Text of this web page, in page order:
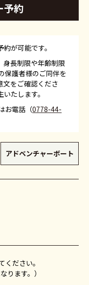
予約
が可能です。
身長制限や年齢制限
保護者様のご同伴を
文をご確認くださ
たします。
お電話（0778-44-
アドベンチャーボート
ください。
ります。）